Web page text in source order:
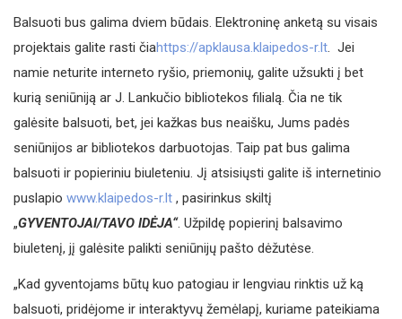
Balsuoti bus galima dviem būdais. Elektroninę anketą su visais
projektais galite rasti čiahttps://apklausa.klaipedos-r.lt. Jei
namie neturite interneto ryšio, priemonių, galite užsukti į bet
kurią seniūniją ar J. Lankučio bibliotekos filialą. Čia ne tik
galėsite balsuoti, bet, jei kažkas bus neaišku, Jums padės
seniūnijos ar bibliotekos darbuotojas. Taip pat bus galima
balsuoti ir popieriniu biuleteniu. Jį atsisiųsti galite iš internetinio
puslapio www.klaipedos-r.lt , pasirinkus skiltį
„GYVENTOJAI/TAVO IDĖJA“. Užpildę popierinį balsavimo
biuletenį, jį galėsite palikti seniūnijų pašto dėžutėse.
„Kad gyventojams būtų kuo patogiau ir lengviau rinktis už ką
balsuoti, pridėjome ir interaktyvų žemėlapį, kuriame pateikiama